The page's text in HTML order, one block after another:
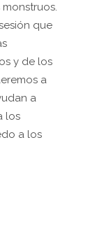
monstruos.
que
y de los
a
a
los
a los